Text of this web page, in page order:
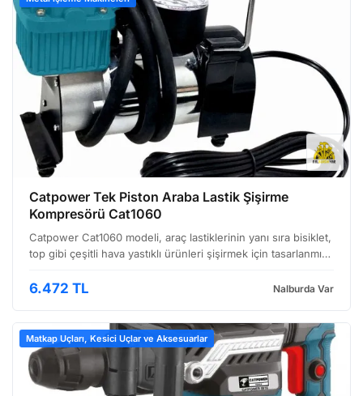
Catpower Tek Piston Araba Lastik Şişirme
Kompresörü Cat1060
Catpower Cat1060 modeli, araç lastiklerinin yanı sıra bisiklet,
top gibi çeşitli hava yastıklı ürünleri şişirmek için tasarlanmış
durumlarda kullanıcılara …
6.472 TL Nalburda Var
Matkap Uçları, Kesici Uçlar ve Aksesuarlar